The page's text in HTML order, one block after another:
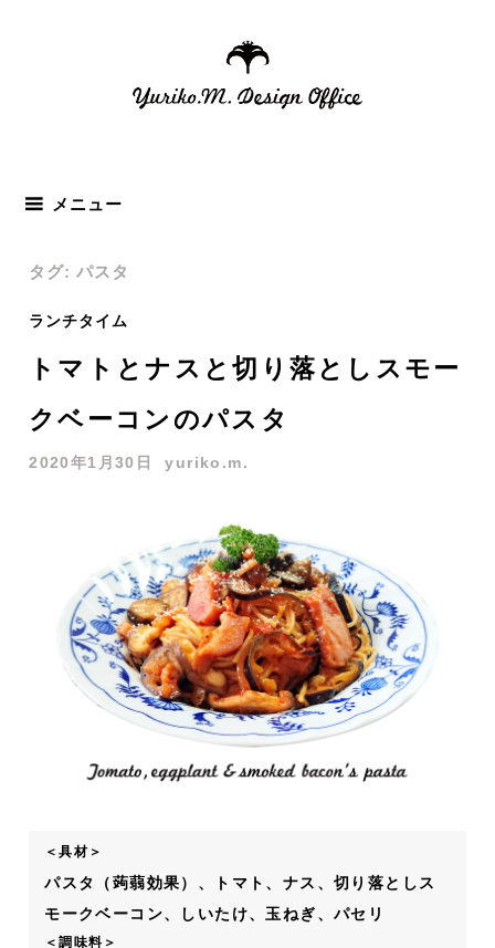
ス
メニュー
タグ: パスタ
ランチタイム
トマトとナスと切り落としスモー
クベーコンのパスタ
2020年1月30日 yuriko.m.
＜具材＞
パスタ（蒟蒻効果）、トマト、ナス、切り落としス
モークベーコン、しいたけ、玉ねぎ、パセリ
＜調味料＞